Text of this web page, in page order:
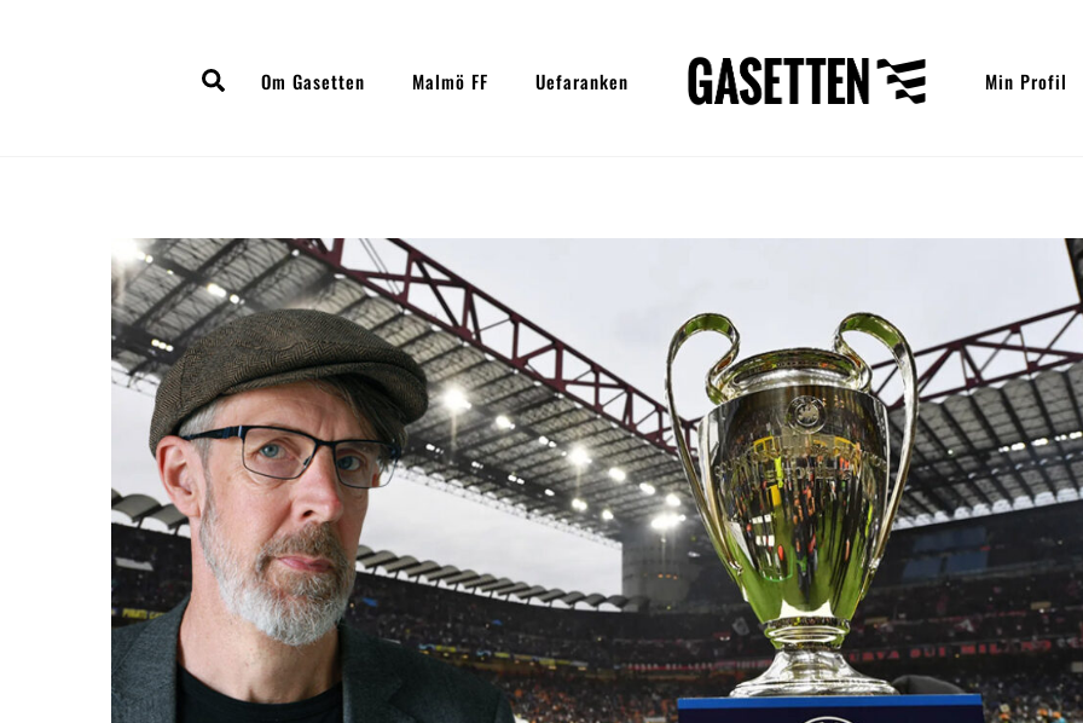
SearchOm Gasetten Malmö FF Uefaranken Min Profil